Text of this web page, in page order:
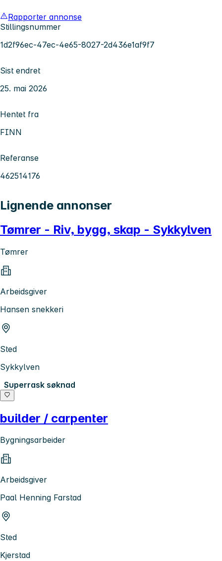
Rapporter annonse
Stillingsnummer
1d2f96ec-47ec-4e65-8027-2d436e1af9f7
Sist endret
25. mai 2026
Hentet fra
FINN
Referanse
462514176
Lignende annonser
Tømrer - Riv, bygg, skap - Sykkylven
Tømrer
Arbeidsgiver
Hansen snekkeri
Sted
Sykkylven
Superrask søknad
builder / carpenter
Bygningsarbeider
Arbeidsgiver
Paal Henning Farstad
Sted
Kjerstad